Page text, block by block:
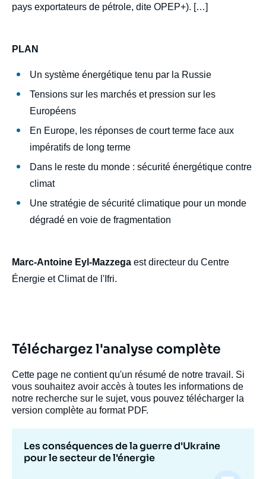
pays exportateurs de pétrole, dite OPEP+). […]
PLAN
Un système énergétique tenu par la Russie
Tensions sur les marchés et pression sur les
Européens
En Europe, les réponses de court terme face aux
impératifs de long terme
Dans le reste du monde : sécurité énergétique contre
climat
Une stratégie de sécurité climatique pour un monde
dégradé en voie de fragmentation
Marc-Antoine Eyl-Mazzega est directeur du Centre
Énergie et Climat de l'Ifri.
Téléchargez l'analyse complète
Cette page ne contient qu'un résumé de notre travail. Si
vous souhaitez avoir accès à toutes les informations de
notre recherche sur le sujet, vous pouvez télécharger la
version complète au format PDF.
Les conséquences de la guerre d'Ukraine
pour le secteur de l'énergie
de
conséquences de la guerre d'Ukraine pour
le secteur de l'énergie », Politique
Copier